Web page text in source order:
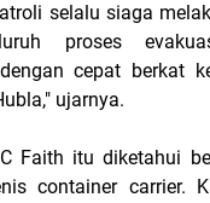
selalu siaga
proses
cepat berkat
ujarnya.
Faith itu diketahui
container carrier.